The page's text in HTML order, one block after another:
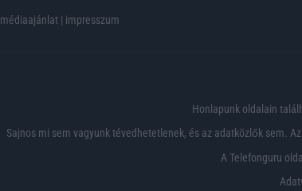
médiaajánlat | impresszum
Honlapunk oldalain
Sajnos mi sem vagyunk tévedhetetlenek, és az adatközlők sem.
A Telefonguru